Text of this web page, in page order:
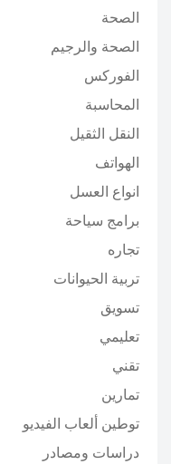
الصحة
الصحة والرجيم
الفوركس
المحاسبة
النقل الثقيل
الهواتف
انواع العسل
برامج سياحة
تجاره
تربية الحيوانات
تسويق
تعليمي
تقني
تمارين
توطين ألعاب الفيديو
دراسات ومصادر